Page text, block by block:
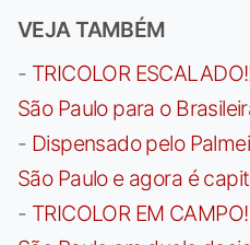
VEJA TAMBÉM
- TRICOLOR
São Paulo para o
- Dispensado pelo
São Paulo e agora é
- TRICOLOR EM